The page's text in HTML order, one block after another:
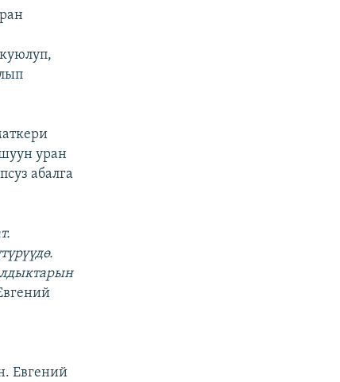
уран
абалга
Евгений